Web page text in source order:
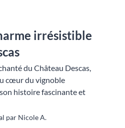
irrésistible
du Château Descas,
cœur du vignoble
histoire fascinante et
par Nicole A.